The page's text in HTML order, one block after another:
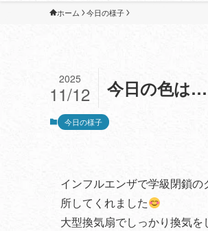
ホーム 今日の様子
今日の色は…
2025
11/12
今日の様子
インフルエンザで学級閉鎖
所してくれました
大型換気扇でしっかり換気